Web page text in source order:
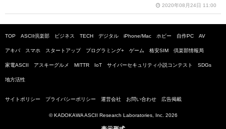
クで静音なケース
「Define 7 Compa
ct」も魅力
2020年08月24日 11:00
TOP ASCII倶楽部 ビジネス TECH デジタル iPhone/Mac ホビー 自作PC AV
アキバ スマホ スタートアップ プログラミング+ ゲーム 格安SIM 倶楽部情報局
家電ASCII アスキーグルメ MITTR IoT サイバーセキュリティ小説コンテスト SDGs
地方活性
サイトポリシー プライバシーポリシー 運営会社 お問い合わせ 広告掲載
© KADOKAWA ASCII Research Laboratories, Inc. 2026